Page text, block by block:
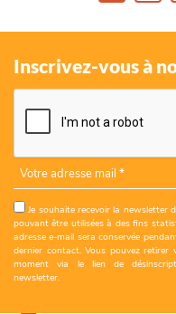
Inscrivez-vous à
Adresse email*
Je souhaite recevoir la newsletter
pouvant être utilisées à des fins
adresse e-mail sera conservée
dernier contact. Vous pouvez
moment via le lien de
newsletter.